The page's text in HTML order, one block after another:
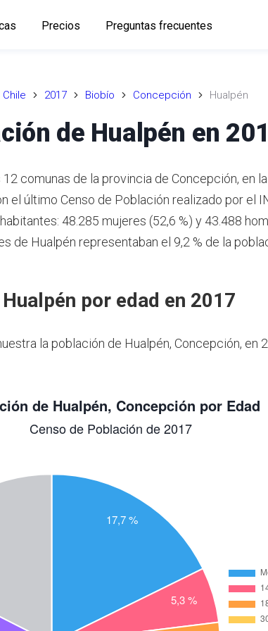
Precios Preguntas frecuentes
Chile 2017 Biobío Concepción Hualpén
de Hualpén en
12 comunas de la provincia de Concepción, en
el último Censo de Población realizado por el
48.285 mujeres (52,6 %) y 43.488
de Hualpén representaban el 9,2 % de la
por edad en 2017
la población de Hualpén, Concepción, en